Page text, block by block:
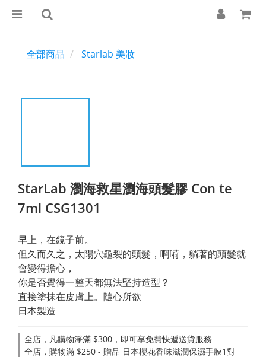
全部商品 Starlab 美妝
StarLab 瀏海救星瀏海頭髮膠 Con te
7ml CSG1301
早上，在鏡子前。
但久而久之，太陽穴龜裂的頭髮，啊嗬，躺著的頭髮就
會變得擔心，
你是否覺得一整天都無法堅持造型？
直接塗抹在皮膚上。隨心所欲
日本製造
全店，凡購物淨滿 $300，即可享免費快遞送貨服務
全店，購物滿 $250 - 贈品 日本櫻花香味滋潤保濕手膜1對